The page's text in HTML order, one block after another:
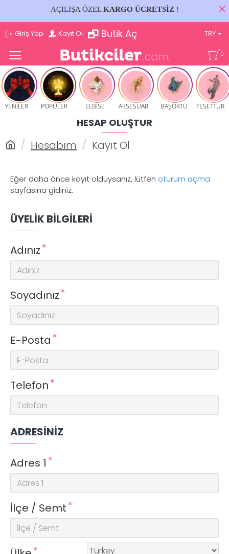
AÇILIŞA ÖZELKARGO ÜCRETSİZ!
Giriş Yap Kayıt Ol Butik Aç TRY
0
YENİLER POPÜLER ELBİSE AKSESUAR BAŞÖRTÜ TESETTUR
Hesabım Kayıt Ol
HESAP OLUŞTUR
Eğer daha önce kayıt olduysanız, lütfen oturum açma
sayfasına gidiniz.
ÜYELIK BILGILERI
Adınız
Soyadınız
E-Posta
Telefon
ADRESINIZ
Adres 1
İlçe / Semt